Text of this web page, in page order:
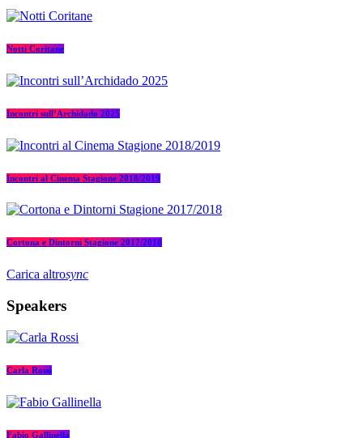
Notti Coritane
Incontri sull’Archidado 2025
Incontri al Cinema Stagione 2018/2019
Cortona e Dintorni Stagione 2017/2018
Carica altrosync
Speakers
Carla Rossi
Fabio Gallinella